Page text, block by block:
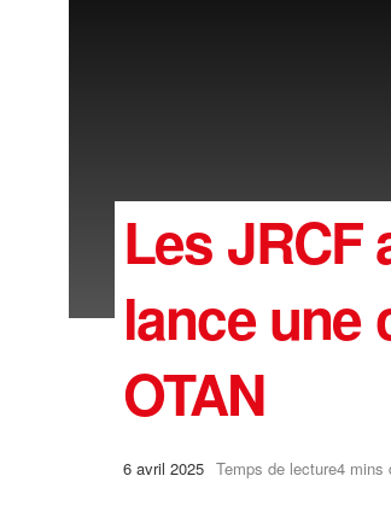
Les JRCF
lance une
OTAN
6 avril 2025 Temps de lecture4 mins